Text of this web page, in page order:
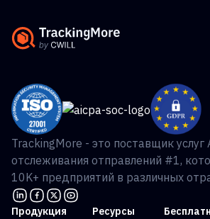
TrackingMore - это поставщик услуг
отслеживания отправлений #1,
10K+ предприятий в различных
Продукция
Ресурсы